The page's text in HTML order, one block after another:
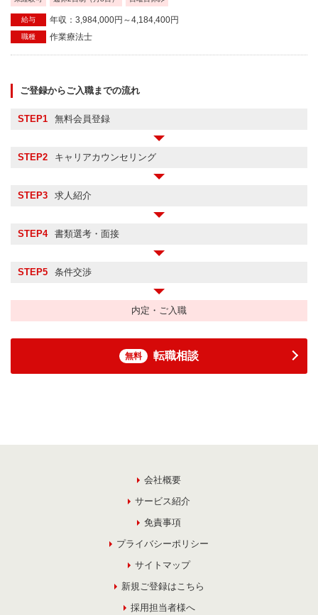
給与 年収：3,984,000円～4,184,400円
職種 作業療法士
ご登録からご入職までの流れ
STEP1 無料会員登録
STEP2 キャリアカウンセリング
STEP3 求人紹介
STEP4 書類選考・面接
STEP5 条件交渉
内定・ご入職
無料 転職相談
会社概要
サービス紹介
免責事項
プライバシーポリシー
サイトマップ
新規ご登録はこちら
採用担当者様へ